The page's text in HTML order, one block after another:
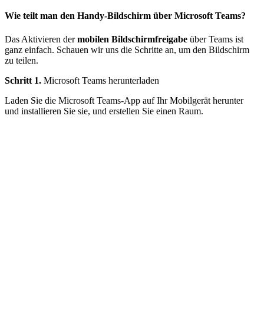
Wie teilt man den Handy-Bildschirm über Microsoft Teams?
Das Aktivieren dermobilen Bildschirmfreigabe über Teams ist
ganz einfach. Schauen wir uns die Schritte an, um den Bildschirm
zu teilen.
Schritt 1. Microsoft Teams herunterladen
Laden Sie die Microsoft Teams-App auf Ihr Mobilgerät herunter
und installieren Sie sie, und erstellen Sie einen Raum.